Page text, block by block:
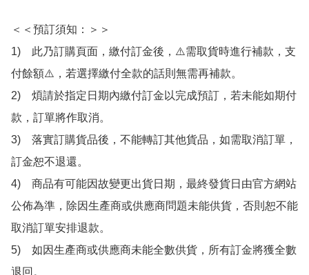
＜＜預訂須知：＞＞
1)　此乃訂購頁面，繳付訂金後，⚠️需取貨時進行補款，支
付餘額⚠️，若選擇繳付全款的話則無需再補款。
2)　煩請於指定日期內繳付訂金以完成預訂，若未能如期付
款，訂單將作取消。
3)　落實訂購貨品後，不能轉訂其他貨品，如需取消訂單，
訂金恕不退還。
4)　商品有可能因故變更出貨日期，最終發貨日由官方網站
公佈為準，除因生產商或供應商問題未能供貨，否則恕不能
取消訂單安排退款。
5)　如因生產商或供應商未能全數供貨，所有訂金將獲全數
退回。